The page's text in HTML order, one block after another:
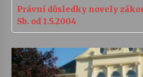
Právní důsledky novely
Sb. od 1.5.2004